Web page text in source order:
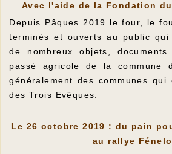
Avec l'aide de la Fondation
Depuis Pâques 2019 le four, le
terminés et ouverts au public
de nombreux objets,
passé agricole de la commune
généralement des communes
des Trois Evêques.
Le 26 octobre 2019 : du pain
au rallye